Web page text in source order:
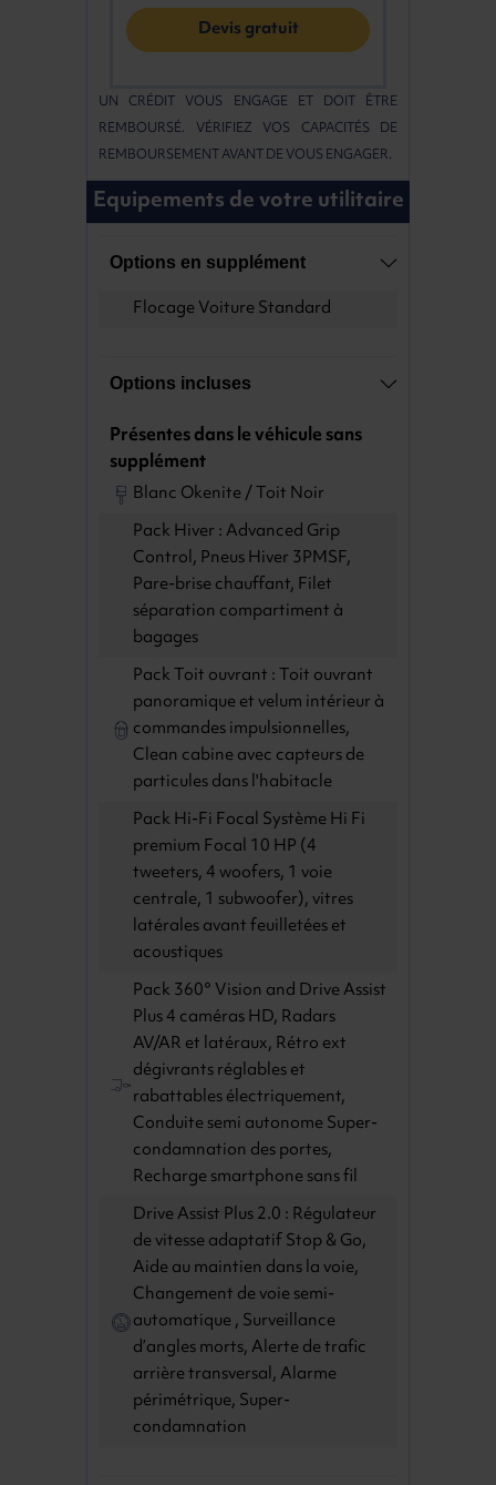
Devis gratuit
UN CRÉDIT VOUS ENGAGE ET DOIT ÊTRE
REMBOURSÉ. VÉRIFIEZ VOS CAPACITÉS DE
REMBOURSEMENT AVANT DE VOUS ENGAGER.
Equipements de votre utilitaire
Options en supplément
Flocage Voiture Standard
Options incluses
Présentes dans le véhicule sans
supplément
Blanc Okenite / Toit Noir
Pack Hiver : Advanced Grip
Control, Pneus Hiver 3PMSF,
Pare-brise chauffant, Filet
séparation compartiment à
bagages
Pack Toit ouvrant : Toit ouvrant
panoramique et velum intérieur à
commandes impulsionnelles,
Clean cabine avec capteurs de
particules dans l'habitacle
Pack Hi-Fi Focal Système Hi Fi
premium Focal 10 HP (4
tweeters, 4 woofers, 1 voie
centrale, 1 subwoofer), vitres
latérales avant feuilletées et
acoustiques
Pack 360° Vision and Drive Assist
Plus 4 caméras HD, Radars
AV/AR et latéraux, Rétro ext
dégivrants réglables et
rabattables électriquement,
Conduite semi autonome Super-
condamnation des portes,
Recharge smartphone sans fil
Drive Assist Plus 2.0 : Régulateur
de vitesse adaptatif Stop & Go,
Aide au maintien dans la voie,
Changement de voie semi-
automatique , Surveillance
d’angles morts, Alerte de trafic
arrière transversal, Alarme
périmétrique, Super-
condamnation